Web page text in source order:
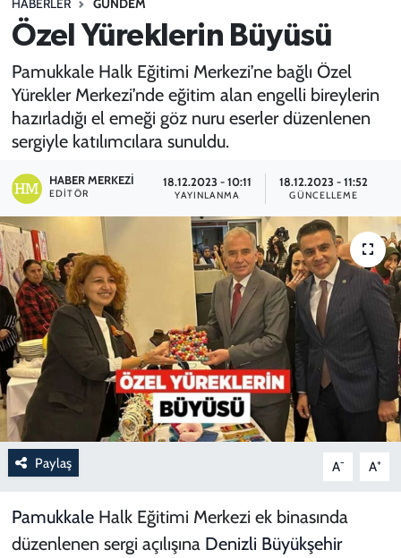
HABERLER GÜNDEM
Özel Yüreklerin Büyüsü
Pamukkale Halk Eğitimi Merkezi’ne bağlı Özel
Yürekler Merkezi’nde eğitim alan engelli bireylerin
hazırladığı el emeği göz nuru eserler düzenlenen
sergiyle katılımcılara sunuldu.
HABER MERKEZI
EDITÖR
18.12.2023 - 10:11
YAYINLANMA
18.12.2023 - 11:52
GÜNCELLEME
Paylaş A- A+
PamukkaleHalk Eğitimi Merkezi ek binasında
düzenlenen sergi açılışına Denizli Büyükşehir
SPOR
TEKNOLOJİ
YAŞAM